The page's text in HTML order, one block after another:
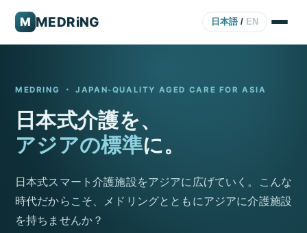
M MEDRiNG 日本語/ EN
MEDRING ・ JAPAN-QUALITY AGED CARE FOR ASIA
日本式介護を、
アジアの標準に。
日本式スマート介護施設をアジアに広げていく。こんな
時代だからこそ、メドリングとともにアジアに介護施設
を持ちませんか？